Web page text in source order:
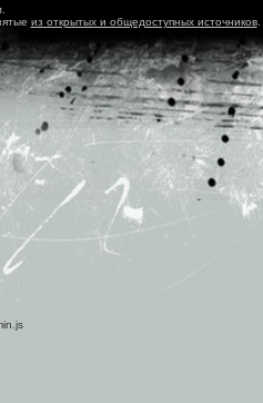
из открытых и общедоступных источников.